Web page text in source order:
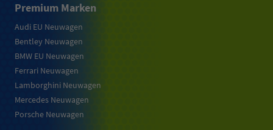
Premium Marken
Audi EU Neuwagen
Bentley Neuwagen
BMW EU Neuwagen
Ferrari Neuwagen
Lamborghini Neuwagen
Mercedes Neuwagen
Porsche Neuwagen